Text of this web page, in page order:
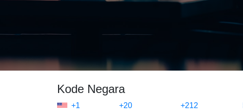
Kode Negara
+1 +20
+212